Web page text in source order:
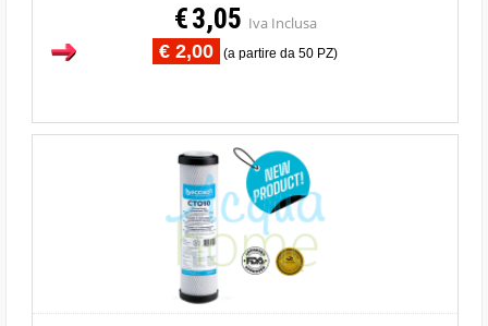
€3,05 Iva Inclusa
€ 2,00 (a partire da 50 PZ)